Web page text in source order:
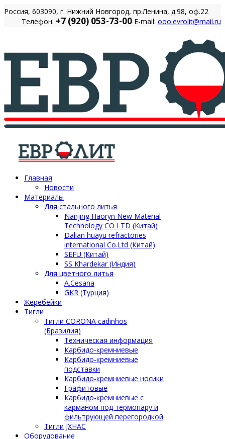
Россия, 603090, г. Нижний Новгород, пр.Ленина, д.98, оф.22
Телефон: +7 (920) 053-73-00 E-mail: ooo.evrolit@mail.ru
Главная
Новости
Материалы
Для стального литья
Nanjing Haoryn New Material
Technology CO LTD (Китай)
Dalian huayu refractories
international Co.Ltd (Китай)
SEFU (Китай)
SS Khardekar (Индия)
Для цветного литья
A.Cesana
GKR (Турция)
Жеребейки
Тигли
Тигли CORONA cadinhos
(Бразилия)
Техническая информация
Карбидо-кремниевые
Карбидо-кремниевые
подставки
Карбидо-кремниевые носики
Графитовые
Карбидо-кремниевые с
карманом под термопару и
фильтрующей перегородкой
Тигли JXHAC
Оборудование